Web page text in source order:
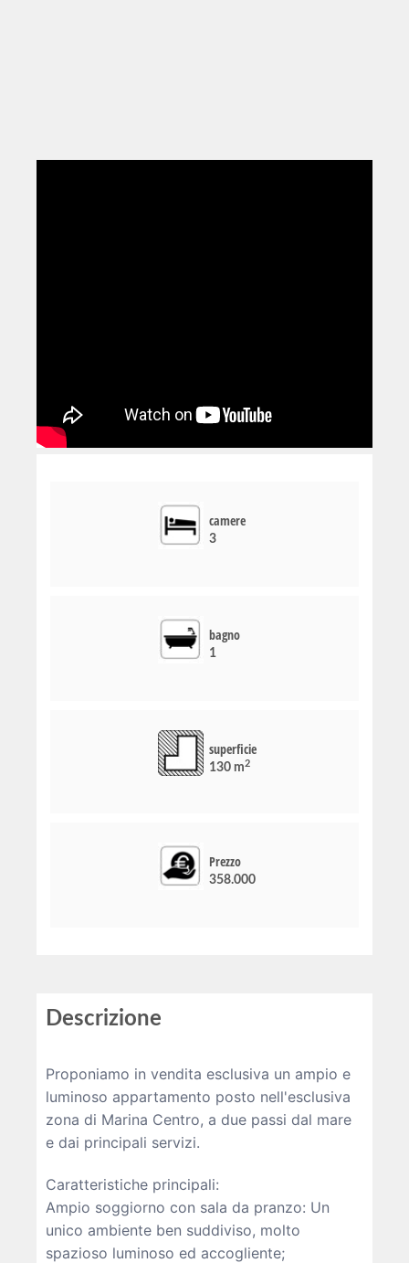
camere
3
bagno
1
superficie
130 m2
Prezzo
358.000
Descrizione
Proponiamo in vendita esclusiva un ampio e
luminoso appartamento posto nell'esclusiva
zona di Marina Centro, a due passi dal mare
e dai principali servizi.
Caratteristiche principali:
Ampio soggiorno con sala da pranzo: Un
unico ambiente ben suddiviso, molto
spazioso luminoso ed accogliente;